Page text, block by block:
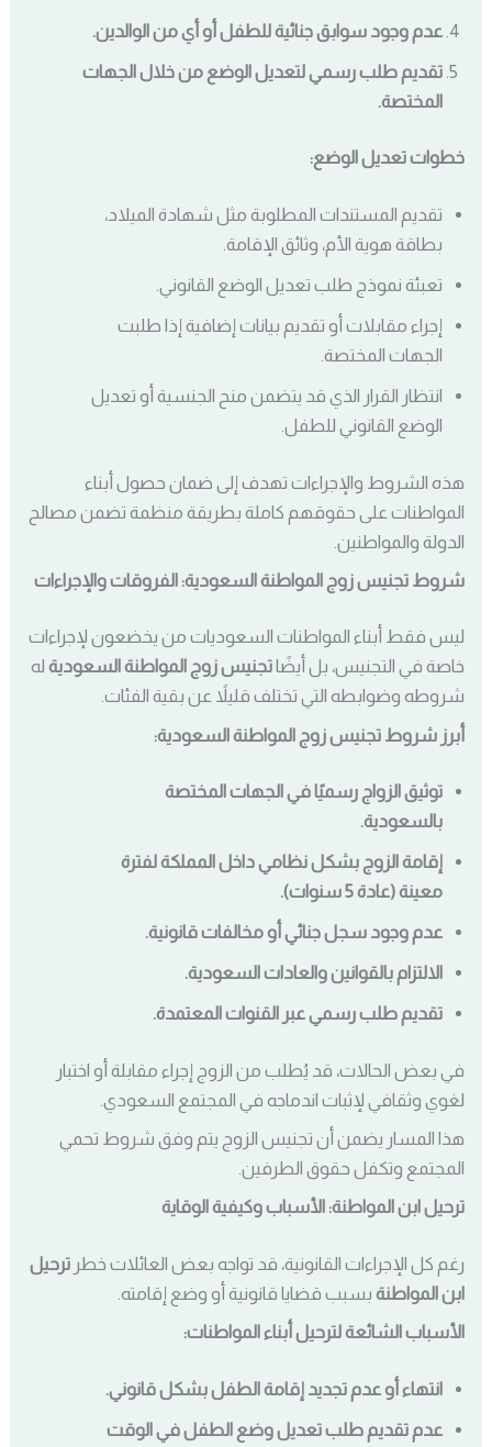
عدم وجود سوابق جنائية للطفل أو أي من الوالدين.
تقديم طلب رسمي لتعديل الوضع من خلال الجهات
المختصة.
خطوات تعديل الوضع:
تقديم المستندات المطلوبة مثل شهادة الميلاد،
بطاقة هوية الأم، وثائق الإقامة.
تعبئة نموذج طلب تعديل الوضع القانوني.
إجراء مقابلات أو تقديم بيانات إضافية إذا طلبت
الجهات المختصة.
انتظار القرار الذي قد يتضمن منح الجنسية أو تعديل
الوضع القانوني للطفل.
هذه الشروط والإجراءات تهدف إلى ضمان حصول أبناء
المواطنات على حقوقهم كاملة بطريقة منظمة تضمن مصالح
الدولة والمواطنين.
شروط تجنيس زوج المواطنة السعودية: الفروقات والإجراءات
ليس فقط أبناء المواطنات السعوديات من يخضعون لإجراءات
خاصة في التجنيس، بل أيضًاتجنيس زوج المواطنة السعودية له
شروطه وضوابطه التي تختلف قليلاً عن بقية الفئات.
أبرز شروط تجنيس زوج المواطنة السعودية:
توثيق الزواج رسميًا في الجهات المختصة
بالسعودية.
إقامة الزوج بشكل نظامي داخل المملكة لفترة
معينة (عادة 5 سنوات).
عدم وجود سجل جنائي أو مخالفات قانونية.
الالتزام بالقوانين والعادات السعودية.
تقديم طلب رسمي عبر القنوات المعتمدة.
في بعض الحالات، قد يُطلب من الزوج إجراء مقابلة أو اختبار
لغوي وثقافي لإثبات اندماجه في المجتمع السعودي.
هذا المسار يضمن أن تجنيس الزوج يتم وفق شروط تحمي
المجتمع وتكفل حقوق الطرفين.
ترحيل ابن المواطنة: الأسباب وكيفية الوقاية
رغم كل الإجراءات القانونية، قد تواجه بعض العائلات خطرترحيل
ابن المواطنة بسبب قضايا قانونية أو وضع إقامته.
الأسباب الشائعة لترحيل أبناء المواطنات:
انتهاء أو عدم تجديد إقامة الطفل بشكل قانوني.
عدم تقديم طلب تعديل وضع الطفل في الوقت